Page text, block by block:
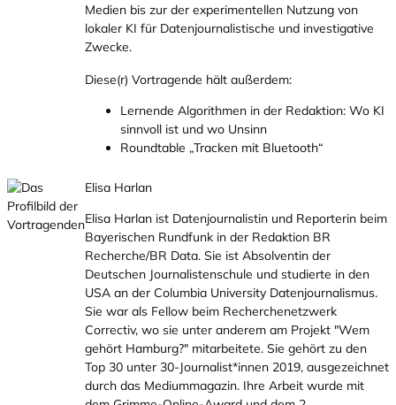
Medien bis zur der experimentellen Nutzung von
lokaler KI für Datenjournalistische und investigative
Zwecke.
Diese(r) Vortragende hält außerdem:
Lernende Algorithmen in der Redaktion: Wo KI
sinnvoll ist und wo Unsinn
Roundtable „Tracken mit Bluetooth“
Elisa Harlan
Elisa Harlan ist Datenjournalistin und Reporterin beim
Bayerischen Rundfunk in der Redaktion BR
Recherche/BR Data. Sie ist Absolventin der
Deutschen Journalistenschule und studierte in den
USA an der Columbia University Datenjournalismus.
Sie war als Fellow beim Recherchenetzwerk
Correctiv, wo sie unter anderem am Projekt "Wem
gehört Hamburg?" mitarbeitete. Sie gehört zu den
Top 30 unter 30-Journalist*innen 2019, ausgezeichnet
durch das Mediummagazin. Ihre Arbeit wurde mit